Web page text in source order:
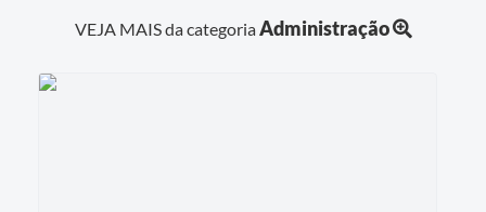
VEJA MAIS da categoriaAdministração